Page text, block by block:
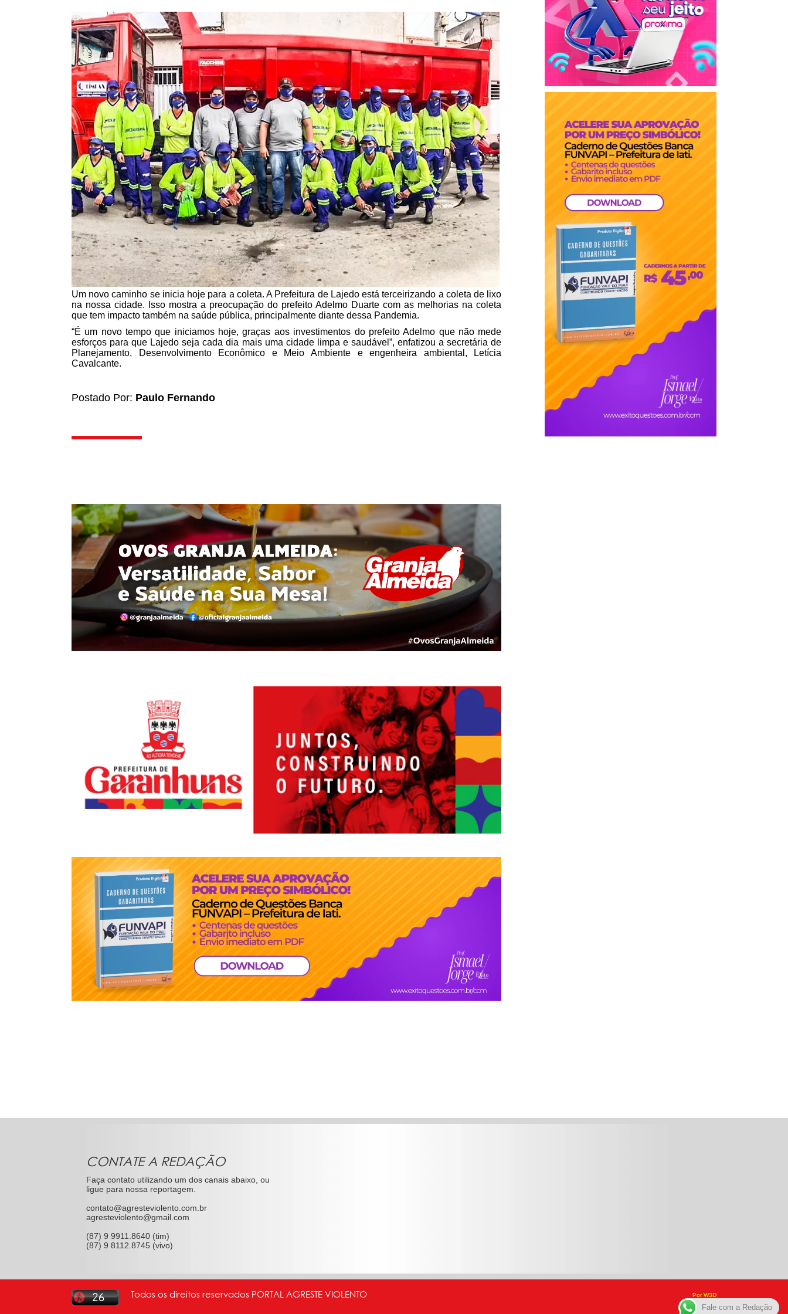
Um novo caminho se inicia hoje para a coleta. A Prefeitura de Lajedo está terceirizando a coleta de lixo
na nossa cidade. Isso mostra a preocupação do prefeito Adelmo Duarte com as melhorias na coleta
que tem impacto também na saúde pública, principalmente diante dessa Pandemia.
“É um novo tempo que iniciamos hoje, graças aos investimentos do prefeito Adelmo que não mede
esforços para que Lajedo seja cada dia mais uma cidade limpa e saudável”, enfatizou a secretária de
Planejamento, Desenvolvimento Econômico e Meio Ambiente e engenheira ambiental, Letícia
Cavalcante.
Postado Por: Paulo Fernando
CONTATE A REDAÇÃO
Faça contato utilizando um dos canais abaixo, ou
ligue para nossa reportagem.
contato@agresteviolento.com.br
agresteviolento@gmail.com
(87) 9 9911.8640 (tim)
(87) 9 8112.8745 (vivo)
Todos os direitos reservados PORTAL AGRESTE VIOLENTO Por W3D
Fale com a Redação